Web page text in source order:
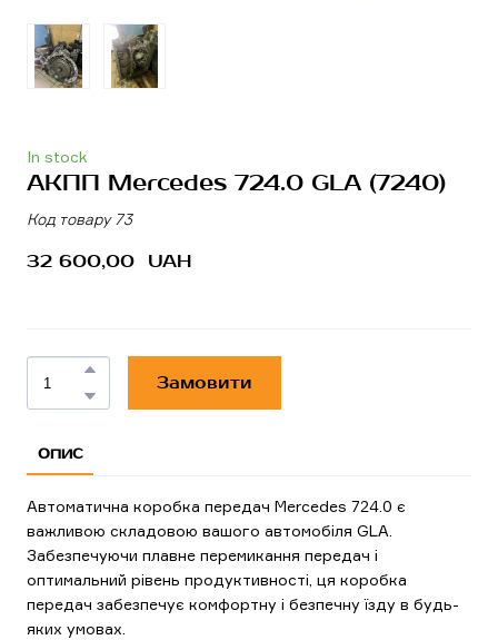
In stock
АКПП Mercedes 724.0 GLA (7240)
Код товару 73
32 600,00  UAH
Замовити
ОПИС
Автоматична коробка передач Mercedes 724.0 є
важливою складовою вашого автомобіля GLA.
Забезпечуючи плавне перемикання передач і
оптимальний рівень продуктивності, ця коробка
передач забезпечує комфортну і безпечну їзду в будь-
яких умовах.